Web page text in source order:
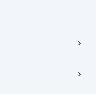
동, 트윈트리빌딩) B동 5층
24, 7층, 8층 미소